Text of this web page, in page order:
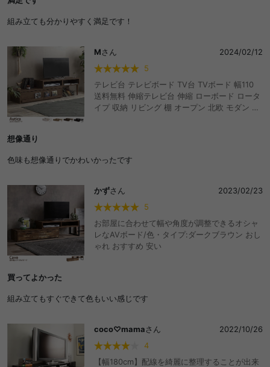
組み立ても分かりやすく満足です！
Mさん
2024/02/12
5
テレビ台 テレビボード TV台 TVボード 幅110
送料無料 伸縮テレビ台 伸縮 ローボード ロータ
イプ 収納 リビング 棚 オープン 北欧 モダン ナ
想像通り
色味も想像通りでかわいかったです
かずさん
2023/02/23
5
お部屋に合わせて幅や角度が調整できるオシャ
レなAVボード/色・タイプ:ダークブラウン おし
ゃれ おすすめ 安い
買ってよかった
組み立てもすぐできて色もいい感じです
coco♡mamaさん
2022/10/26
4
【幅180cm】配線を綺麗に整理することが出来